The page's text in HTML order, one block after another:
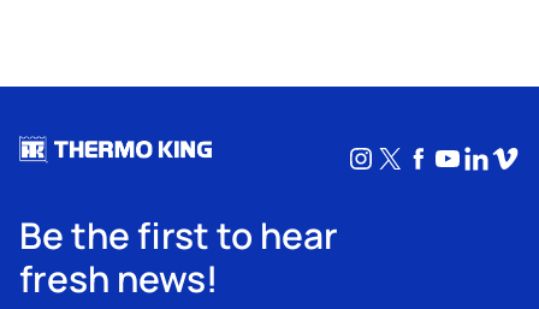
Instagram
X Facebook
Be the first to hear
fresh news!